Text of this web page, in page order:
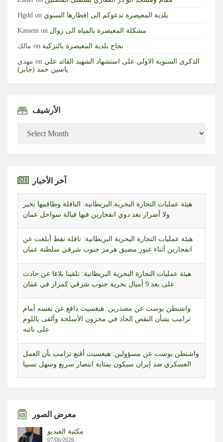
Hgdd on بلدية المعيصرة تدعوكم الى افطارها السنوي
Kassem on مشكلة المعيصرة بالمياه الى زوال
مالك on نجاح بلدية المعيصرة بالتزكية
مهدي on الذكرى السنوية الاولى على استشهاد الشهيد القائد علي
ياسين حمد (جابر)
الأرشيف
آخر الأخبار
هيئة عمليات التجارة البحرية البريطانية: الناقلة وطاقمها بخير
ولا أضرار بعد دوي انفجارين فيها قبالة سواحل عمان
هيئة عمليات التجارة البحرية البريطانية: ناقلة نفط أبلغت عن
انفجارين أثناء عبور مضيق هرمز جنوب شرقي سلطنة عمان
هيئة عمليات التجارة البحرية البريطانية: تلقينا بلاغا عن حادث
على بعد 9 أميال بحرية جنوب شرقي كمزار في عمان
واشنطن بوست عن مصدرين: هيغسيث دافع عن نفسه أمام
ترامب بشأن النقص الحاد في مخزون الأسلحة وألقى باللوم
على نائبه
واشنطن بوست عن مسؤولين: هيغسيث أقنع ترامب بأن العمل
العسكري ضد إيران سيكون بمثابة انتصار سريع وسهل نسبيا
واشنطن بوست عن مسؤولين: استياء ترامب من وزير دفاعه
تزايد لأن هيغسيث كان من أبرز المؤيدين للعمل العسكري ضد
نابلس في الضفة الغربية المحتلة
معرض الصور
مكتبة الفيديو
07/06/2026